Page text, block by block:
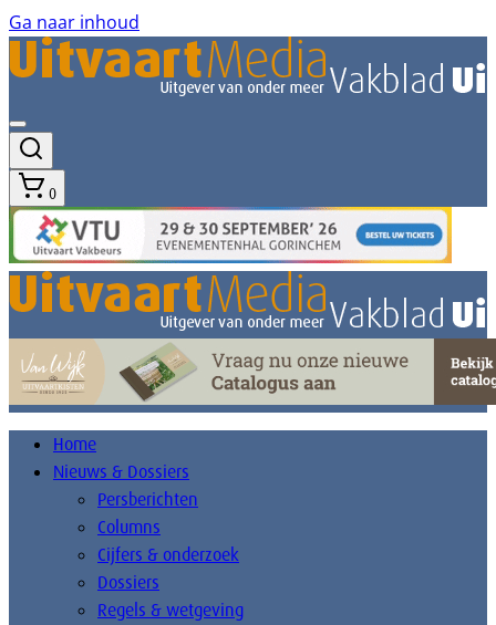
Ga naar inhoud
0
Home
Nieuws & Dossiers
Persberichten
Columns
Cijfers & onderzoek
Dossiers
Regels & wetgeving